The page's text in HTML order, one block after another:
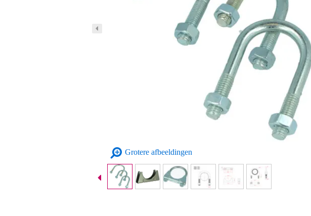
Grotere afbeeldingen